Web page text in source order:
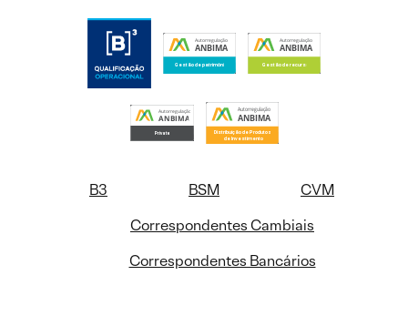
B3 BSM
CVM
Correspondentes Cambiais
Correspondentes Bancários